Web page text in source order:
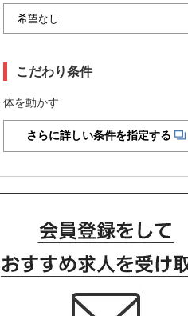
こだわり条件
体を動かす
さらに詳しい条件を指定する